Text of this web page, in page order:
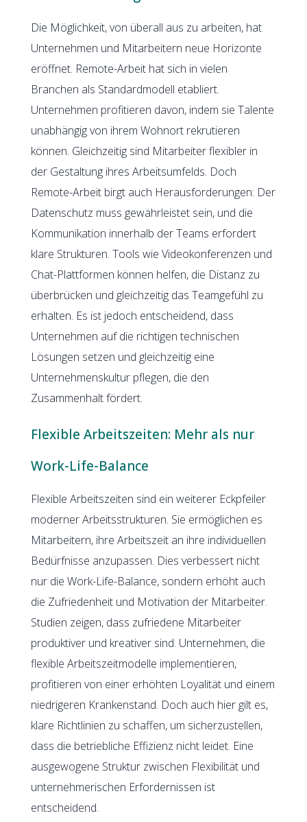
Die Möglichkeit, von überall aus zu arbeiten, hat
Unternehmen und Mitarbeitern neue Horizonte
eröffnet. Remote-Arbeit hat sich in vielen
Branchen als Standardmodell etabliert.
Unternehmen profitieren davon, indem sie Talente
unabhängig von ihrem Wohnort rekrutieren
können. Gleichzeitig sind Mitarbeiter flexibler in
der Gestaltung ihres Arbeitsumfelds. Doch
Remote-Arbeit birgt auch Herausforderungen: Der
Datenschutz muss gewährleistet sein, und die
Kommunikation innerhalb der Teams erfordert
klare Strukturen. Tools wie Videokonferenzen und
Chat-Plattformen können helfen, die Distanz zu
überbrücken und gleichzeitig das Teamgefühl zu
erhalten. Es ist jedoch entscheidend, dass
Unternehmen auf die richtigen technischen
Lösungen setzen und gleichzeitig eine
Unternehmenskultur pflegen, die den
Zusammenhalt fördert.
Flexible Arbeitszeiten: Mehr als nur
Work-Life-Balance
Flexible Arbeitszeiten sind ein weiterer Eckpfeiler
moderner Arbeitsstrukturen. Sie ermöglichen es
Mitarbeitern, ihre Arbeitszeit an ihre individuellen
Bedürfnisse anzupassen. Dies verbessert nicht
nur die Work-Life-Balance, sondern erhöht auch
die Zufriedenheit und Motivation der Mitarbeiter.
Studien zeigen, dass zufriedene Mitarbeiter
produktiver und kreativer sind. Unternehmen, die
flexible Arbeitszeitmodelle implementieren,
profitieren von einer erhöhten Loyalität und einem
niedrigeren Krankenstand. Doch auch hier gilt es,
klare Richtlinien zu schaffen, um sicherzustellen,
dass die betriebliche Effizienz nicht leidet. Eine
ausgewogene Struktur zwischen Flexibilität und
unternehmerischen Erfordernissen ist
entscheidend.